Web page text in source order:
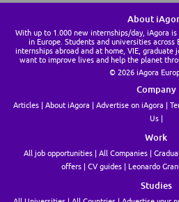
About
With up to 1.000 new internships/day, iAgora
in Europe. Students and universities
internships abroad and at home, VIE, graduate
want to improve lives and help the planet
© 2026 iAgora
Company
Articles About iAgora Advertise on iAgora
Us
Work
All job opportunities All Companies
offers
CV guides Leonardo
Studies